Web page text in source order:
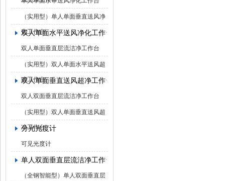
（实用型）单人单面垂直送风净
化工作台
双人单面水平送风净化工作台
双人单面垂直层流洁净工作台
（实用型）双人单面水平送风超
净工作台
双人单面垂直送风超净工作台
双人双面垂直层流洁净工作台
（实用型）双人单面垂直送风超
净工作台
分光光度计
可见光度计
单人双面垂直层流洁净工作台
（全钢智能型）单人双面垂直层